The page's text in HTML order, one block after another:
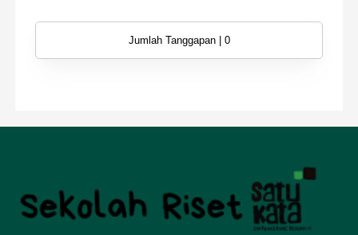
Jumlah Tanggapan | 0